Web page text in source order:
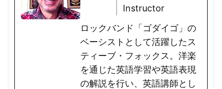
Instructor
ロックバンド「ゴダイゴ」の
ベーシストとして活躍したス
ティーブ・フォックス。洋楽
を通じた英語学習や英語表現
の解説を行い、英語講師とし